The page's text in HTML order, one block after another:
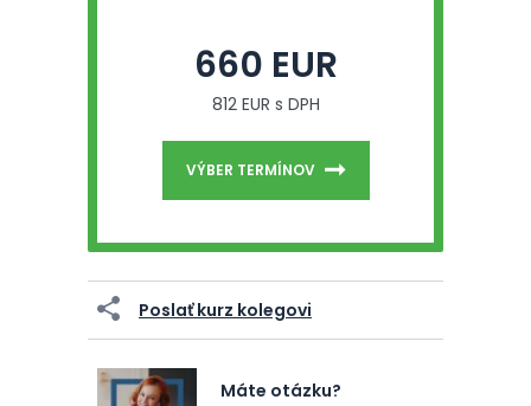
660 EUR
812 EUR s DPH
VÝBER TERMÍNOV
Poslať kurz kolegovi
Máte otázku?